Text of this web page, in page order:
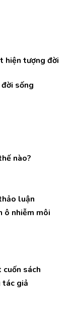
hiện tượng đời
sống
nào?
luận
ô nhiễm môi
sách
tác giả